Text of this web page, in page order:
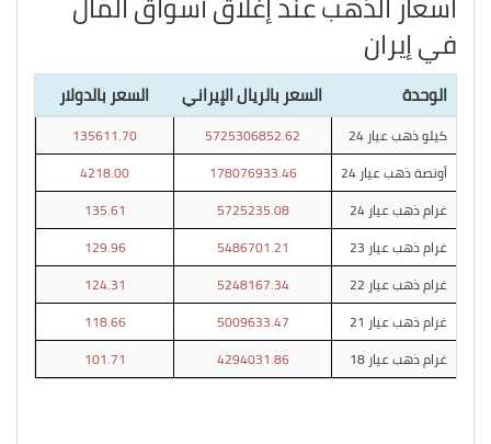
في إيران
الوحدة السعر بالريال الإيراني السعر بالدولار
كيلو ذهب عيار 24 5725306852.62
135611.70
أونصة ذهب عيار 24
178076933.46
4218.00
غرام ذهب عيار 24
5725235.08
135.61
غرام ذهب عيار 23
5486701.21
129.96
غرام ذهب عيار 22
5248167.34
124.31
غرام ذهب عيار 21
5009633.47
118.66
غرام ذهب عيار 18
4294031.86
101.71